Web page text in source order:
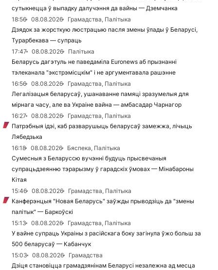
сутыкнецца ў выпадку далучэння да вайны — Дземчанка
18:56
08.08.2026
Грамадства, Палітыка
Дзядок за жорсткую люстрацыю пасля змены ўлады ў Беларусі,
Турарбекава — супраць
17:47
08.08.2026
Палітыка
Беларусь дагэтуль не паведаміла Euronews аб прызнанні
тэлеканала "экстрэмісцкім" і не аргументавала рашэнне
16:56
08.08.2026
Грамадства, Палітыка
Легалізацыя беларусаў, ушанаванне памяці зразумелыя для
мірнага часу, але ва Украіне вайна — амбасадар Чарнагор
16:27
08.08.2026
Грамадства, Палітыка
Патрэбныя ідэі, каб разварушыць беларусаў замежжа, лічыць
Лябедзька
16:18
08.08.2026
Бяспека, Палітыка
Сумесныя з Беларуссю вучэнні будуць прысвечаныя
супрацьдзеянню тэрарызму ў гарадскіх ўмовах — Мінабароны
Кітая
15:46
08.08.2026
Грамадства, Палітыка
Канферэнцыя "Новая Беларусь" заўжды прыводзіць да "змены
палітык" — Баркоўскі
15:13
08.08.2026
Грамадства, Палітыка
У вайне супраць Украіны з расійскага боку загінула ўжо больш за
500 беларусаў — Кабанчук
15:03
08.08.2026
Грамадства
Дзіця становіцца грамадзянінам Беларусі незалежна ад месца